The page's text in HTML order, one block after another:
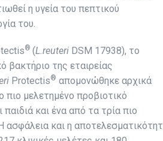
η υγεία του πεπτικού
του.
® (L.reuteri DSM 17938), το
βακτήριο της εταιρείας
Protectis® απομονώθηκε αρχικά
πιο μελετημένο προβιοτικό
και ένα από τα τρία πιο
ασφάλεια και η